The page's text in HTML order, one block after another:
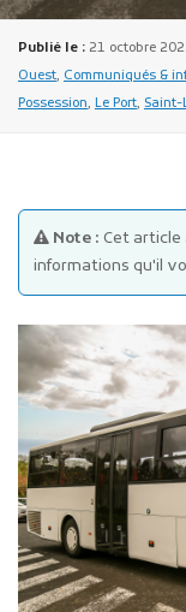
Plans
Publié le : 21 octobre
Ouest, Communiqués &
Possession, Le Port, Saint-
Note : Cet article
informations qu'il